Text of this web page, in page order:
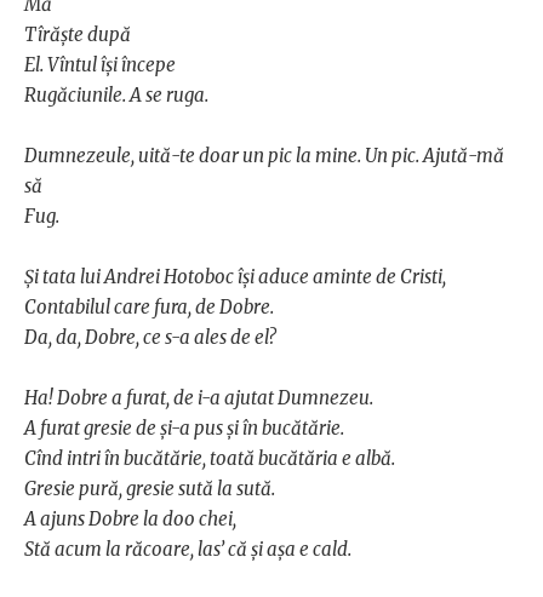
Mă
Tîrăște după
El. Vîntul își începe
Rugăciunile.A se ruga.
Dumnezeule, uită-te doar un pic la mine. Un pic. Ajută-mă
să
Fug.
Și tata lui Andrei Hotoboc își aduce aminte de Cristi,
Contabilul care fura, de Dobre.
Da, da, Dobre, ce s-a ales de el?
Ha! Dobre a furat, de i-a ajutat Dumnezeu.
A furat gresie de și-a pus și în bucătărie.
Cînd intri în bucătărie, toată bucătăria e albă.
Gresie pură, gresie sută la sută.
A ajuns Dobre la doo chei,
Stă acum la răcoare, las’ că și așa e cald.